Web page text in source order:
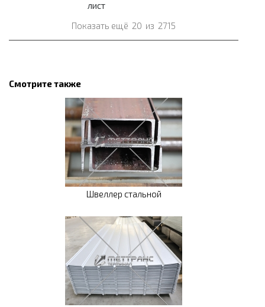
лист
Показать ещё 20 из 2715
Смотрите также
Швеллер стальной